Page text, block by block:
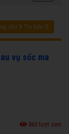
chủ Tin bên lề
vụ sốc ma
860 lượt xem